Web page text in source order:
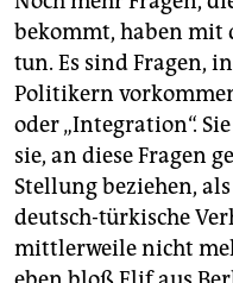
bekommt, haben mit
tun. Es sind Fragen,
Politikern
oder „Integration“.
sie, an diese Fragen
Stellung beziehen,
deutsch-türkische
mittlerweile nicht